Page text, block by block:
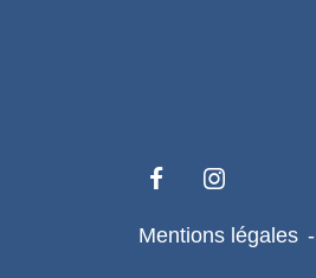
Mentions légales -